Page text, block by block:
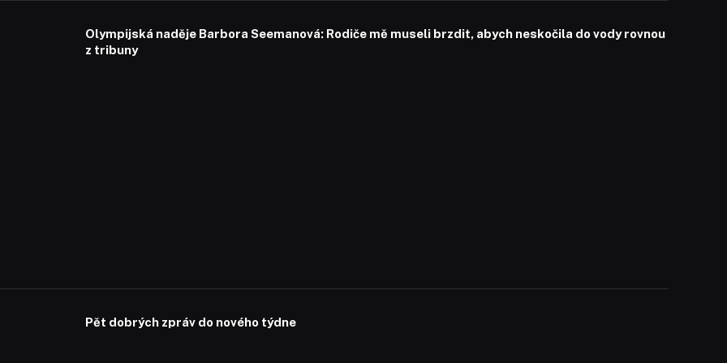
Olympijská naděje Barbora Seemanová: Rodiče mě museli brzdit, abych neskočila do vody rovnou
z tribuny
Pět dobrých zpráv do nového týdne